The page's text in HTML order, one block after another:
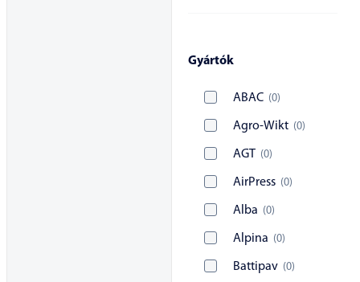
Gyártók
ABAC (0)
Agro-Wikt (0)
AGT (0)
AirPress (0)
Alba (0)
Alpina (0)
Battipav (0)